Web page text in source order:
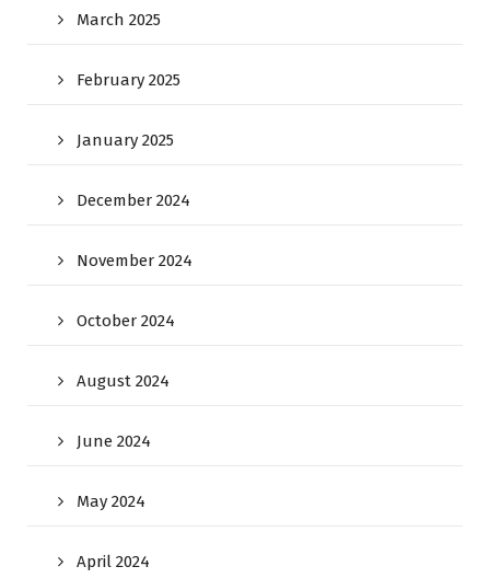
March 2025
February 2025
January 2025
December 2024
November 2024
October 2024
August 2024
June 2024
May 2024
April 2024